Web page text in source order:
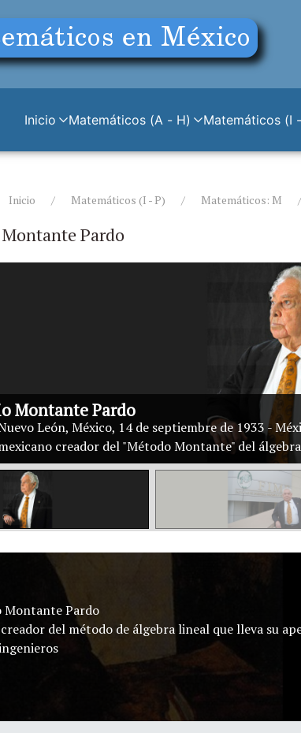
Inicio Matemáticos (A - H) Matemáticos (I
Inicio Matemáticos (I - P) Matemáticos: M
Pardo
Montante Pardo
León, México, 14 de septiembre de 1933 -
creador del "Método Montante" del
Montante Pardo
del método de álgebra lineal que lleva su